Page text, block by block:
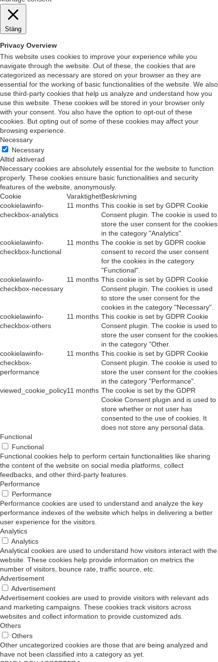
Privacy Overview
This website uses cookies to improve your experience while you
navigate through the website. Out of these, the cookies that are
essential for the working of basic functionalities of the website. We also
use third-party cookies that help us analyze and understand how you
use this website. These cookies will be stored in your browser only
with your consent. You also have the option to opt-out of these
cookies. But opting out of some of these cookies may affect your
browsing experience.
Necessary
Necessary
Alltid aktiverad
Necessary cookies are absolutely essential for the website to function
properly. These cookies ensure basic functionalities and security
features of the website, anonymously.
Cookie
cookielawinfo-
checkbox-analytics
11 months This cookie is set by GDPR Cookie
Consent plugin. The cookie is used to
store the user consent for the cookies
in the category "Analytics".
cookielawinfo-
checkbox-functional
11 months The cookie is set by GDPR cookie
consent to record the user consent
for the cookies in the category
"Functional".
cookielawinfo-
checkbox-necessary
11 months This cookie is set by GDPR Cookie
Consent plugin. The cookies is used
to store the user consent for the
cookies in the category "Necessary".
cookielawinfo-
checkbox-others
11 months This cookie is set by GDPR Cookie
Consent plugin. The cookie is used to
store the user consent for the cookies
in the category "Other.
cookielawinfo-
checkbox-
11 months This cookie is set by GDPR Cookie
Consent plugin. The cookie is used to
store the user consent for the cookies
in the category "Performance".
viewed_cookie_policy 11 months The cookie is set by the GDPR
Cookie Consent plugin and is used to
store whether or not user has
consented to the use of cookies. It
does not store any personal data.
Functional cookies help to perform certain functionalities like sharing
the content of the website on social media platforms, collect
feedbacks, and other third-party features.
Performance
Performance
Performance cookies are used to understand and analyze the key
performance indexes of the website which helps in delivering a better
user experience for the visitors.
Analytics
Analytics
Analytical cookies are used to understand how visitors interact with the
website. These cookies help provide information on metrics the
number of visitors, bounce rate, traffic source, etc.
Advertisement
Advertisement
Advertisement cookies are used to provide visitors with relevant ads
and marketing campaigns. These cookies track visitors across
websites and collect information to provide customized ads.
Others
Others
Other uncategorized cookies are those that are being analyzed and
have not been classified into a category as yet.
SPARA OCH ACCEPTERA